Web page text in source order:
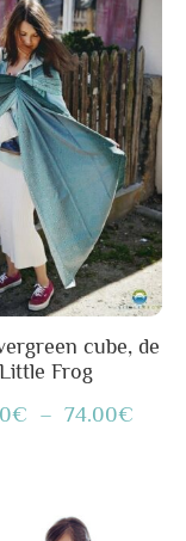
cube, de
Little Frog
€ – 74.00€